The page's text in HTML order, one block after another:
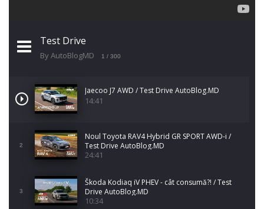
Test Drive
By AutoBlogMD 1 / 300
Jaecoo J7 AWD / Test Drive AutoBlog.MD
14:41
2
Noul Toyota RAV4 Hybrid GR SPORT AWD-i /
Test Drive AutoBlog.MD
24:41
3
Škoda Kodiaq iV PHEV - cât consumă?! / Test
Drive AutoBlog.MD
10:34